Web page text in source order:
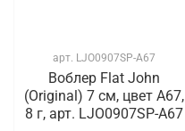
арт. LJO0907SP-A67
Воблер Flat John
(Original) 7 см, цвет A67,
8 г, арт. LJO0907SP-A67